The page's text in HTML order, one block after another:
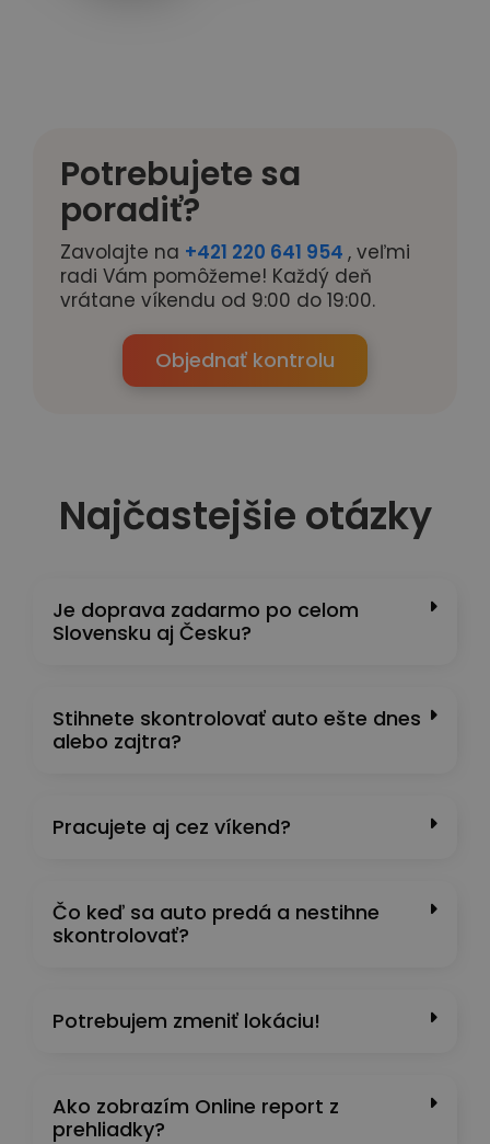
Potrebujete sa
poradiť?
Zavolajte na +421 220 641 954 , veľmi
radi Vám pomôžeme! Každý deň
vrátane víkendu od 9:00 do 19:00.
Objednať kontrolu
Najčastejšie otázky
Je doprava zadarmo po celom
Slovensku aj Česku?
Stihnete skontrolovať auto ešte dnes
alebo zajtra?
Pracujete aj cez víkend?
Čo keď sa auto predá a nestihne
skontrolovať?
Potrebujem zmeniť lokáciu!
Ako zobrazím Online report z
prehliadky?